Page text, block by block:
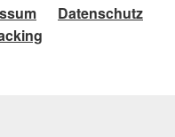
Datenschutz